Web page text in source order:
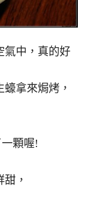
氣中，真的好
拿來焗烤，
顆喔!
，